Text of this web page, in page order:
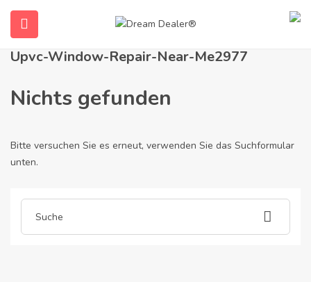
(Deutsch)
Home
Artikel gepostet von upvc-window-repair-near-me2977
Upvc-Window-Repair-Near-Me2977
Nichts gefunden
Bitte versuchen Sie es erneut, verwenden Sie das Suchformular
unten.